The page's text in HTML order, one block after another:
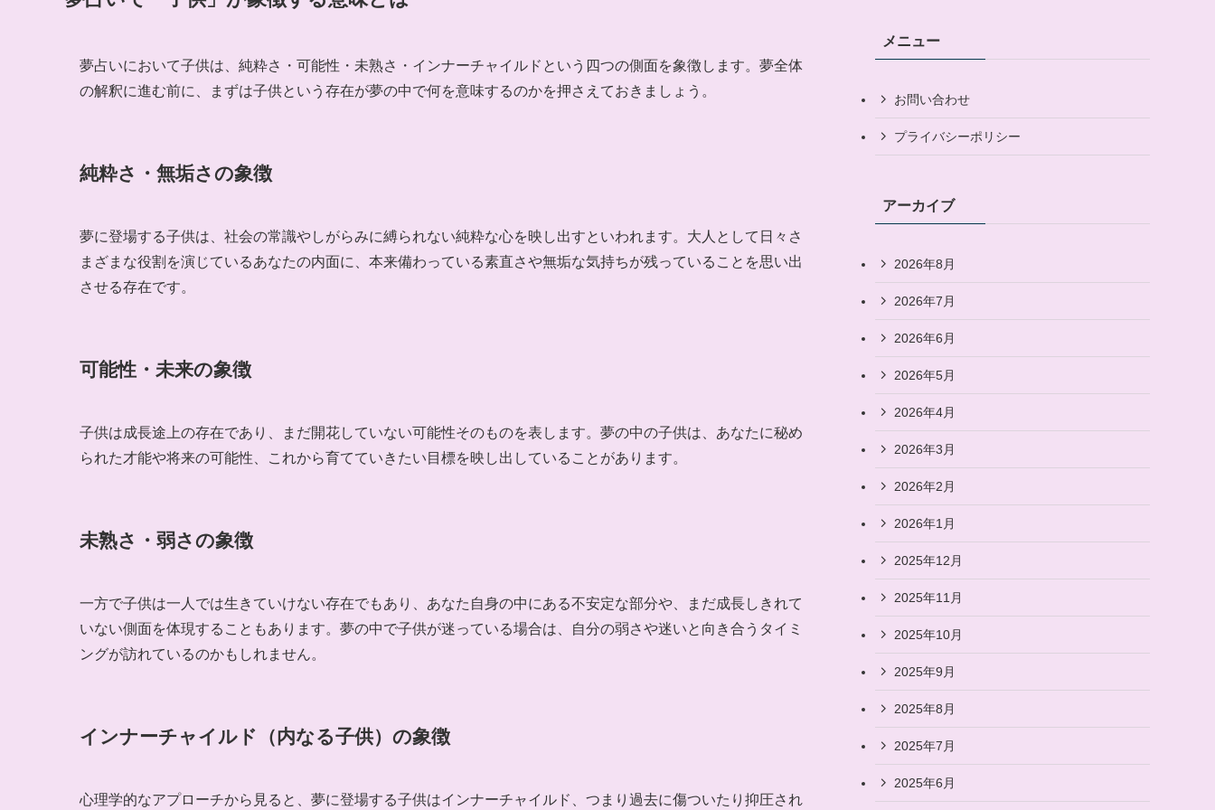
夢占いにおいて子供は、純粋さ・可能性・未熟さ・インナーチャイルドという四つの側面を象徴します。夢全体
の解釈に進む前に、まずは子供という存在が夢の中で何を意味するのかを押さえておきましょう。
純粋さ・無垢さの象徴
夢に登場する子供は、社会の常識やしがらみに縛られない純粋な心を映し出すといわれます。大人として日々さ
まざまな役割を演じているあなたの内面に、本来備わっている素直さや無垢な気持ちが残っていることを思い出
させる存在です。
可能性・未来の象徴
子供は成長途上の存在であり、まだ開花していない可能性そのものを表します。夢の中の子供は、あなたに秘め
られた才能や将来の可能性、これから育てていきたい目標を映し出していることがあります。
未熟さ・弱さの象徴
一方で子供は一人では生きていけない存在でもあり、あなた自身の中にある不安定な部分や、まだ成長しきれて
いない側面を体現することもあります。夢の中で子供が迷っている場合は、自分の弱さや迷いと向き合うタイミ
ングが訪れているのかもしれません。
インナーチャイルド（内なる子供）の象徴
心理学的なアプローチから見ると、夢に登場する子供はインナーチャイルド、つまり過去に傷ついたり抑圧され
メニュー
お問い合わせ
プライバシーポリシー
アーカイブ
2026年8月
2026年7月
2026年6月
2026年5月
2026年4月
2026年3月
2026年2月
2026年1月
2025年12月
2025年11月
2025年10月
2025年9月
2025年8月
2025年7月
2025年6月